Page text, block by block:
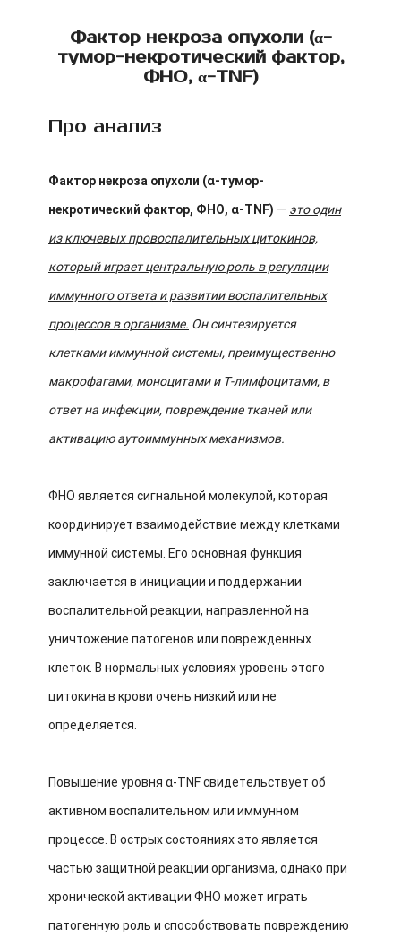
Фактор некроза опухоли (α-
тумор-некротический фактор,
ФНО, α-TNF)
Про анализ
Фактор некроза опухоли (α-тумор-
некротический фактор, ФНО, α-TNF) — это один
из ключевых провоспалительных цитокинов,
который играет центральную роль в регуляции
иммунного ответа и развитии воспалительных
процессов в организме. Он синтезируется
клетками иммунной системы, преимущественно
макрофагами, моноцитами и Т-лимфоцитами, в
ответ на инфекции, повреждение тканей или
активацию аутоиммунных механизмов.
ФНО является сигнальной молекулой, которая
координирует взаимодействие между клетками
иммунной системы. Его основная функция
заключается в инициации и поддержании
воспалительной реакции, направленной на
уничтожение патогенов или повреждённых
клеток. В нормальных условиях уровень этого
цитокина в крови очень низкий или не
определяется.
Повышение уровня α-TNF свидетельствует об
активном воспалительном или иммунном
процессе. В острых состояниях это является
частью защитной реакции организма, однако при
хронической активации ФНО может играть
патогенную роль и способствовать повреждению